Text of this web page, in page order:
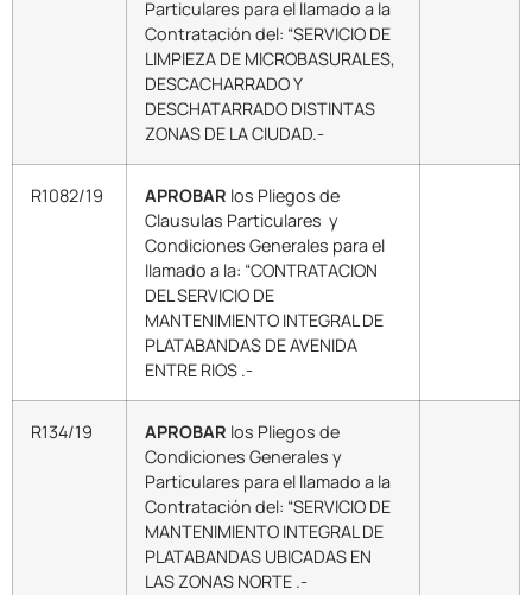
Particulares para el llamado a la
Contratación del: “SERVICIO DE
LIMPIEZA DE MICROBASURALES,
DESCACHARRADO Y
DESCHATARRADO DISTINTAS
ZONAS DE LA CIUDAD.-
R1082/19 APROBAR los Pliegos de
Clausulas Particulares y
Condiciones Generales para el
llamado a la: “CONTRATACION
DEL SERVICIO DE
MANTENIMIENTO INTEGRAL DE
PLATABANDAS DE AVENIDA
ENTRE RIOS .-
R134/19 APROBAR los Pliegos de
Condiciones Generales y
Particulares para el llamado a la
Contratación del: “SERVICIO DE
MANTENIMIENTO INTEGRAL DE
PLATABANDAS UBICADAS EN
LAS ZONAS NORTE .-